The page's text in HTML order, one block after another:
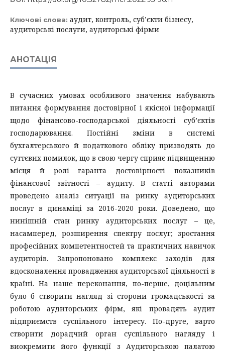
Ключові слова: аудит, контроль, суб’єкти бізнесу,
аудиторські послуги, аудиторські фірми
АНОТАЦІЯ
В сучасних умовах особливого значення набувають
питання формування достовірної і якісної інформації
щодо фінансово-господарської діяльності суб’єктів
господарювання. Постійні зміни в системі
бухгалтерського й податкового обліку призводять до
суттєвих помилок, що в свою чергу сприяє підвищенню
місця й ролі гаранта достовірності показників
фінансової звітності – аудиту. В статті авторами
проведено аналіз ситуації на ринку аудиторських
послуг в динаміці за 2016-2020 роки. Доведено, що
нинішній стан ринку аудиторських послуг – це,
насамперед, розширення спектру послуг; зростання
професійних компетентностей та практичних навичок
аудиторів. Запропоновано комплекс заходів для
вдосконалення провадження аудиторської діяльності в
країні. На наше переконання, по-перше, доцільним
було б створити нагляд зі сторони громадськості за
роботою аудиторських фірм, які провадять аудит
підприємств суспільного інтересу. По-друге, варто
створити дорадчий орган суспільного нагляду і
виокремити його функції з Аудиторською палатою